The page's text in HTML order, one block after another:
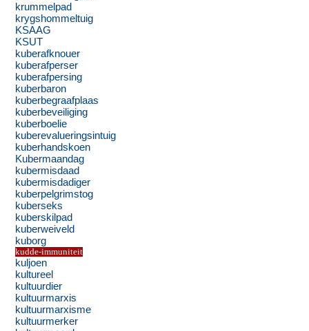
krummelpad
krygshommeltuig
KSAAG
KSUT
kuberafknouer
kuberafperser
kuberafpersing
kuberbaron
kuberbegraafplaas
kuberbeveiliging
kuberboelie
kuberevalueringsintuig
kuberhandskoen
Kubermaandag
kubermisdaad
kubermisdadiger
kuberpelgrimstog
kuberseks
kuberskilpad
kuberweiveld
kuborg
kudde-immuniteit
kuljoen
kultureel
kultuurdier
kultuurmarxis
kultuurmarxisme
kultuurmerker